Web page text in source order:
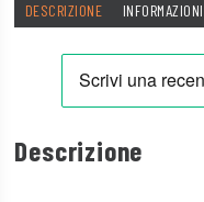
DESCRIZIONE
Descrizione